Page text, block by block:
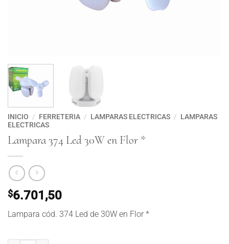
INICIO / FERRETERIA / LAMPARAS ELECTRICAS / LAMPARAS
ELECTRICAS
Lampara 374 Led 30W en Flor *
$6.701,50
Lampara cód. 374 Led de 30W en Flor *